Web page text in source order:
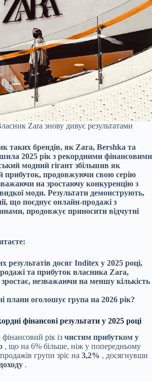
Zara знову дивує результатами
таких брендів, як Zara, Bershka та
2025 рік з рекордними фінансовими
модний гігант збільшив як
прибуток, продовжуючи свою серію
на зростаючу конкуренцію з
моди. Результати демонструють,
що поєднує онлайн-продажі з
продовжує приносити відчутні
результатів досяг Inditex у 2025 році,
та прибуток власника Zara,
незважаючи на меншу кількість
плани оголошує група на 2026 рік?
фінансові результати у 2025 році
рік із чистим прибутком у
, що на 6% більше, ніж у попередньому
групи зріс на 3,2% , досягнувши
.